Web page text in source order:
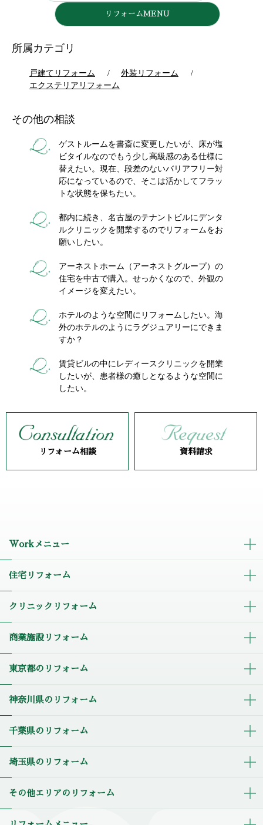
リフォームMENU
所属カテゴリ
戸建てリフォーム
外装リフォーム
エクステリアリフォーム
その他の相談
ゲストルームを書斎に変更したいが、床が塩
ビタイルなのでもう少し高級感のある仕様に
替えたい。現在、段差のないバリアフリー対
応になっているので、そこは活かしてフラッ
トな状態を保ちたい。
都内に続き、名古屋のテナントビルにデンタ
ルクリニックを開業するのでリフォームをお
願いしたい。
アーネストホーム（アーネストグループ）の
住宅を中古で購入。せっかくなので、外観の
イメージを変えたい。
ホテルのような空間にリフォームしたい。海
外のホテルのようにラグジュアリーにできま
すか？
賃貸ビルの中にレディースクリニックを開業
したいが、患者様の癒しとなるような空間に
したい。
リフォーム相談 資料請求
Workメニュー
住宅リフォーム
クリニックリフォーム
商業施設リフォーム
東京都のリフォーム
神奈川県のリフォーム
千葉県のリフォーム
埼玉県のリフォーム
その他エリアのリフォーム